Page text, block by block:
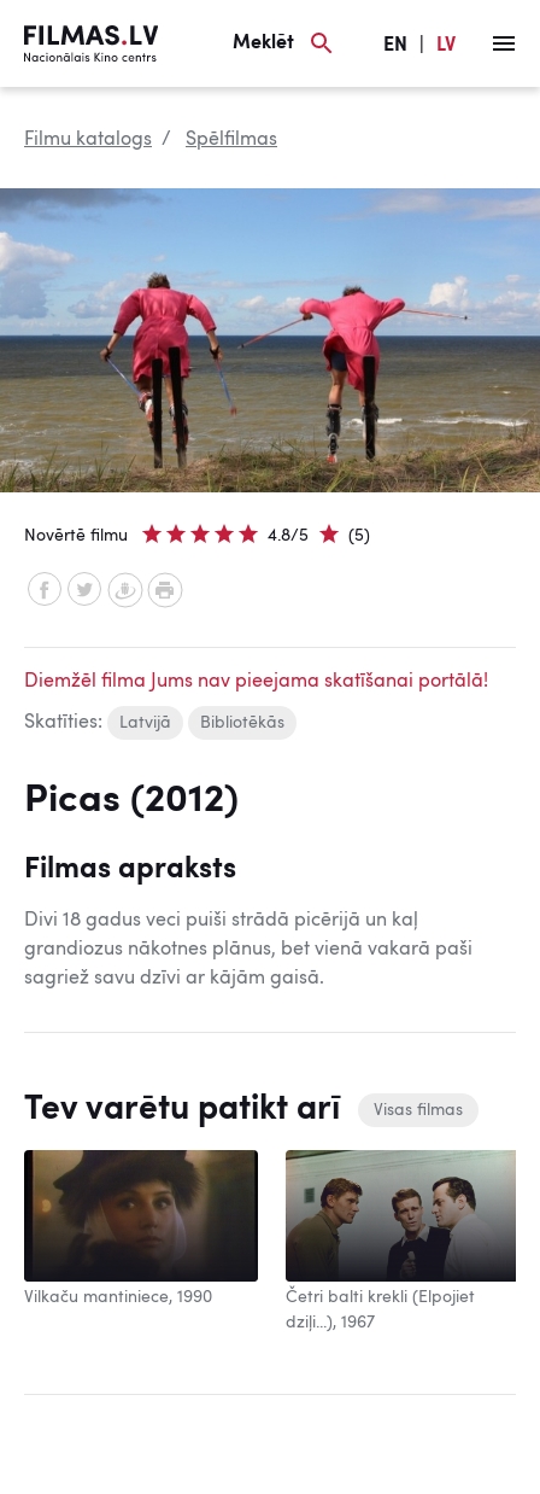
Meklēt EN LV
Filmu katalogs Spēlfilmas
Novērtē filmu 4.8/5 (5)
Diemžēl filma Jums nav pieejama skatīšanai portālā!
Skatīties: Latvijā Bibliotēkās
Picas (2012)
Filmas apraksts
Divi 18 gadus veci puiši strādā picērijā un kaļ
grandiozus nākotnes plānus, bet vienā vakarā paši
sagriež savu dzīvi ar kājām gaisā.
Tev varētu patikt arī Visas filmas
Vilkaču mantiniece, 1990
Četri balti krekli (Elpojiet
dziļi...), 1967